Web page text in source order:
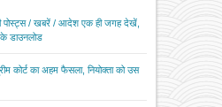
पोस्ट्स / खबरें / आदेश एक ही जगह देखें,
डाउनलोड
कोर्ट का अहम फैसला, नियोक्ता को उस